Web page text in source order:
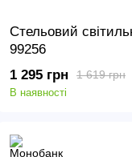
Стельовий
99256
1 619 грн
1 295 грн
В наявності